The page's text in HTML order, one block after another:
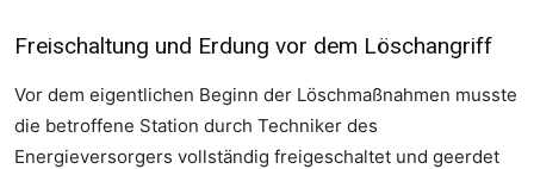
Freischaltung und Erdung vor dem Löschangriff
Vor dem eigentlichen Beginn der Löschmaßnahmen musste
die betroffene Station durch Techniker des
Energieversorgers vollständig freigeschaltet und geerdet